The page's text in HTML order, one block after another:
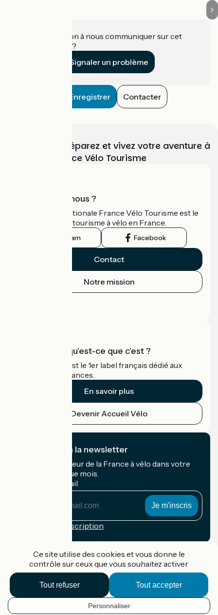
FR
Une information à nous communiquer sur cet
établissement ?
Signaler un problème
Enregistrer Contacter
Choisissez, préparez et vivez votre aventure à
vélo avec France Vélo Tourisme
Qui sommes-nous ?
L'association nationale France Vélo Tourisme est le
guide officiel du tourisme à vélo en France.
Instagram Facebook
Contact
Notre mission
Accueil Vélo qu'est-ce que c'est ?
Accueil Vélo c'est le 1er label français dédié aux
cyclistes en vacances.
En savoir plus
Devenir Accueil Vélo
Je m'abonne à la newsletter
Recevez le meilleur de la France à vélo dans votre
boîte mail chaque mois.
Mon adresse mail
Conditions d'inscription
Accueil Vélo Pro
Contact
Mentions légales
Ce site utilise des cookies et vous donne le
contrôle sur ceux que vous souhaitez activer
Tout accepter
Tout refuser
Personnaliser